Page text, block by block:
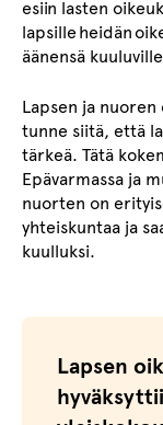
esiin lasten
lapsille heidän
äänensä
Lapsen ja nuoren
tunne siitä, että
tärkeä. Tätä
Epävarmassa ja
nuorten on
yhteiskuntaa ja
kuulluksi.
Lapsen